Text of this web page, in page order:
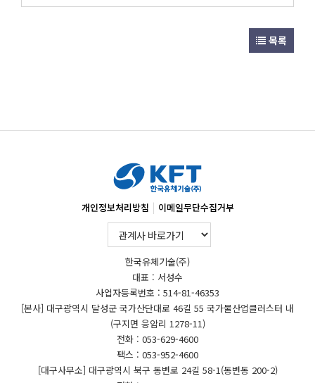
목록
개인정보처리방침 이메일무단수집거부
한국유체기술(주)
대표 : 서성수
사업자등록번호 : 514-81-46353
[본사] 대구광역시 달성군 국가산단대로 46길 55 국가물산업클러스터 내
(구지면 응암리 1278-11)
전화 : 053-629-4600
팩스 : 053-952-4600
[대구사무소] 대구광역시 북구 동변로 24길 58-1(동변동 200-2)